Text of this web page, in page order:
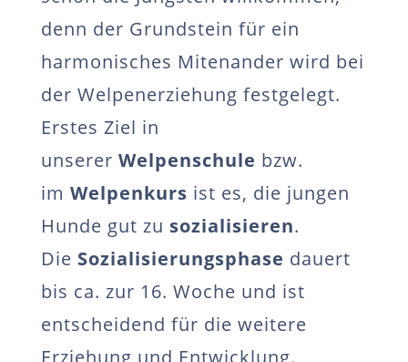
denn der Grundstein für ein
harmonisches Mitenander wird bei
der Welpenerziehung festgelegt.
Erstes Ziel in
unserer Welpenschule bzw.
im Welpenkurs ist es, die jungen
Hunde gut zu sozialisieren.
Die Sozialisierungsphase dauert
bis ca. zur 16. Woche und ist
entscheidend für die weitere
Erziehung und Entwicklung.